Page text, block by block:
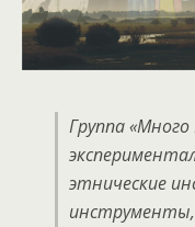
Группа
этнические